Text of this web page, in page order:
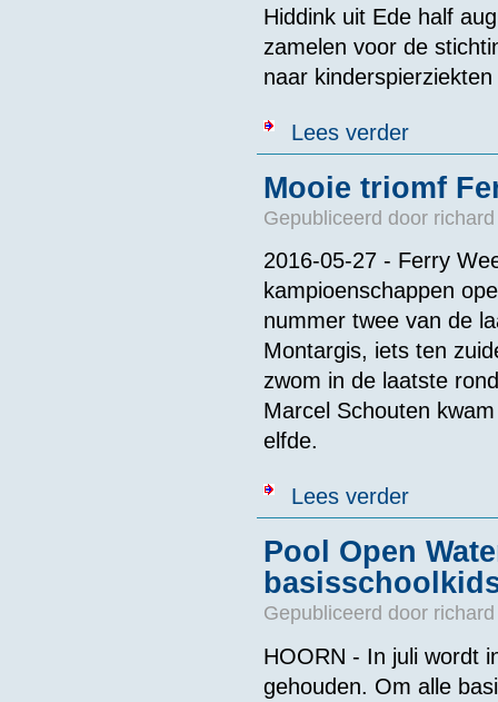
Hiddink uit Ede half
zamelen voor de
naar
Lees verderover Edese
Mooie triomf
Gepubliceerd door
2016-05-27 - Ferry
kampioenschappen
nummer twee van de
Montargis, iets ten
zwom in de laatste
Marcel Schouten
elfde.
Lees verderover Mooie
Pool Open
Gepubliceerd door
HOORN - In juli wordt
gehouden. Om alle